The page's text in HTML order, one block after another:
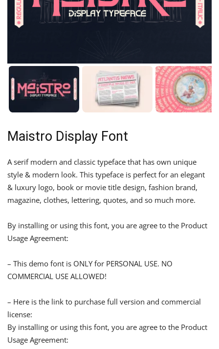
Maistro Display Font
A serif modern and classic typeface that has own unique
style & modern look. This typeface is perfect for an elegant
& luxury logo, book or movie title design, fashion brand,
magazine, clothes, lettering, quotes, and so much more.
By installing or using this font, you are agree to the Product
Usage Agreement:
– This demo font is ONLY for PERSONAL USE. NO
COMMERCIAL USE ALLOWED!
– Here is the link to purchase full version and commercial
license:
By installing or using this font, you are agree to the Product
Usage Agreement: